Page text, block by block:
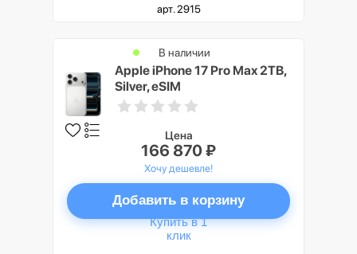
арт. 2915
Apple iPhone 17 Pro Max 2TB,
Silver, eSIM
В наличии
Цена
166 870 ₽
Хочу дешевле!
Добавить в корзину
Купить в 1
клик